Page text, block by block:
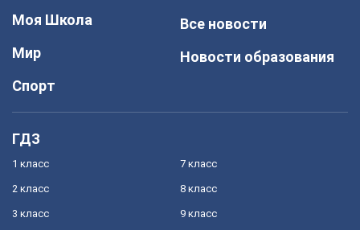
Моя Школа
Мир
Спорт
Все новости
Новости образования
ГДЗ
1 класс
2 класс
3 класс
7 класс
8 класс
9 класс